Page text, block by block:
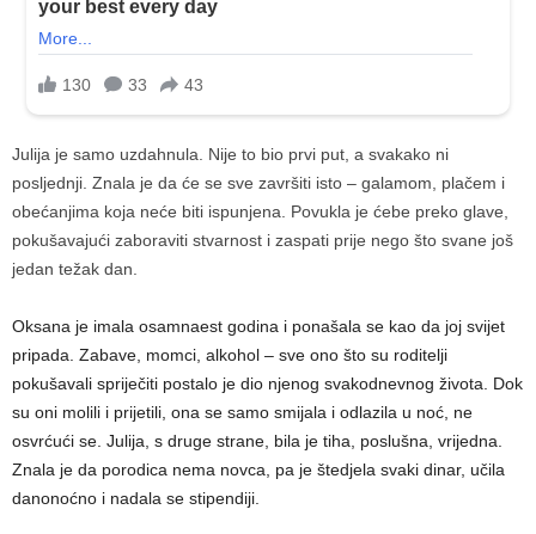
Julija je samo uzdahnula. Nije to bio prvi put, a svakako ni
posljednji. Znala je da će se sve završiti isto – galamom, plačem i
obećanjima koja neće biti ispunjena. Povukla je ćebe preko glave,
pokušavajući zaboraviti stvarnost i zaspati prije nego što svane još
jedan težak dan.
Oksana je imala osamnaest godina i ponašala se kao da joj svijet
pripada. Zabave, momci, alkohol – sve ono što su roditelji
pokušavali spriječiti postalo je dio njenog svakodnevnog života. Dok
su oni molili i prijetili, ona se samo smijala i odlazila u noć, ne
osvrćući se. Julija, s druge strane, bila je tiha, poslušna, vrijedna.
Znala je da porodica nema novca, pa je štedjela svaki dinar, učila
danonoćno i nadala se stipendiji.